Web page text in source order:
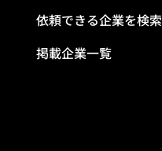
依頼できる企業を検索
掲載企業一覧